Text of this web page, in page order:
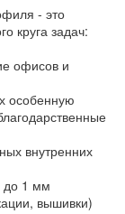
- это
круга задач:
офисов и
особенную
внутренних
до 1 мм
вышивки)